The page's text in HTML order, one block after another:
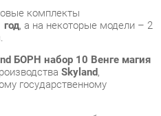
государственному
об опыте его
сориентироваться нашим